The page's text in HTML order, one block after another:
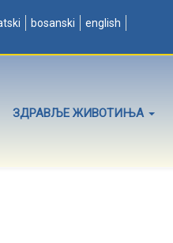
bosanski english
ЗДРАВЉЕ ЖИВОТИЊА